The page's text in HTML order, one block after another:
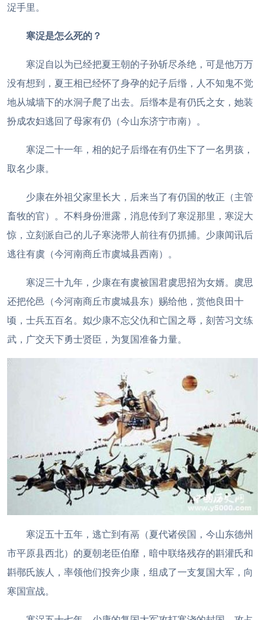
浞手里。
寒浞是怎么死的？
寒浞自以为已经把夏王朝的子孙斩尽杀绝，可是他万万
没有想到，夏王相已经怀了身孕的妃子后缗，人不知鬼不觉
地从城墙下的水洞子爬了出去。后缗本是有仍氏之女，她装
扮成农妇逃回了母家有仍（今山东济宁市南）。
寒浞二十一年，相的妃子后缗在有仍生下了一名男孩，
取名少康。
少康在外祖父家里长大，后来当了有仍国的牧正（主管
畜牧的官）。不料身份泄露，消息传到了寒浞那里，寒浞大
惊，立刻派自己的儿子寒浇带人前往有仍抓捕。少康闻讯后
逃往有虞（今河南商丘市虞城县西南）。
寒浞三十九年，少康在有虞被国君虞思招为女婿。虞思
还把伦邑（今河南商丘市虞城县东）赐给他，赏他良田十
顷，士兵五百名。姒少康不忘父仇和亡国之辱，刻苦习文练
武，广交天下勇士贤臣，为复国准备力量。
寒浞五十五年，逃亡到有鬲（夏代诸侯国，今山东德州
市平原县西北）的夏朝老臣伯靡，暗中联络残存的斟灌氏和
斟鄩氏族人，率领他们投奔少康，组成了一支复国大军，向
寒国宣战。